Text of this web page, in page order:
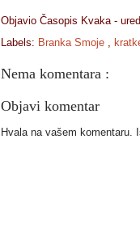
Objavio Časopis Kvaka -
Labels: Branka Smoje
Nema komentara :
Objavi komentar
Hvala na vašem komentaru.